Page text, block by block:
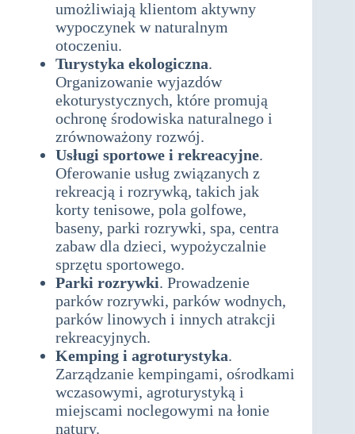
umożliwiają klientom aktywny
wypoczynek w naturalnym
otoczeniu.
Turystyka ekologiczna.
Organizowanie wyjazdów
ekoturystycznych, które promują
ochronę środowiska naturalnego i
zrównoważony rozwój.
Usługi sportowe i rekreacyjne.
Oferowanie usług związanych z
rekreacją i rozrywką, takich jak
korty tenisowe, pola golfowe,
baseny, parki rozrywki, spa, centra
zabaw dla dzieci, wypożyczalnie
sprzętu sportowego.
Parki rozrywki. Prowadzenie
parków rozrywki, parków wodnych,
parków linowych i innych atrakcji
rekreacyjnych.
Kemping i agroturystyka.
Zarządzanie kempingami, ośrodkami
wczasowymi, agroturystyką i
miejscami noclegowymi na łonie
natury.